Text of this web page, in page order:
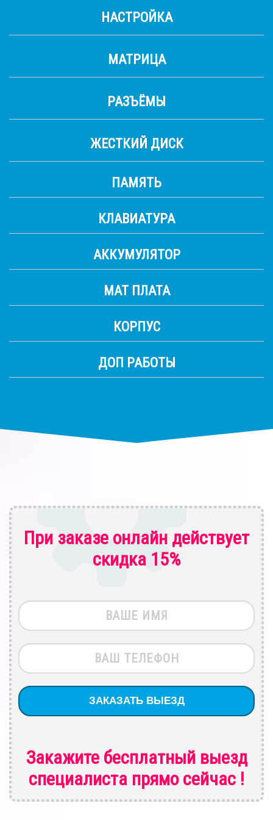
НАСТРОЙКА
МАТРИЦА
РАЗЪЁМЫ
ЖЕСТКИЙ ДИСК
ПАМЯТЬ
КЛАВИАТУРА
АККУМУЛЯТОР
МАТ ПЛАТА
КОРПУС
ДОП РАБОТЫ
При заказе онлайн действует
скидка 15%
Закажите бесплатный выезд
специалиста прямо сейчас !